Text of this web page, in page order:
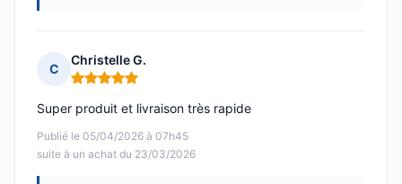
C
Christelle G.
Note : 5 sur 5
Publié le 05/04/2026 à 07h45
suite à un achat du 23/03/2026
Super produit et livraison très rapide